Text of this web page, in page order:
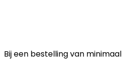
Bij een bestelling van